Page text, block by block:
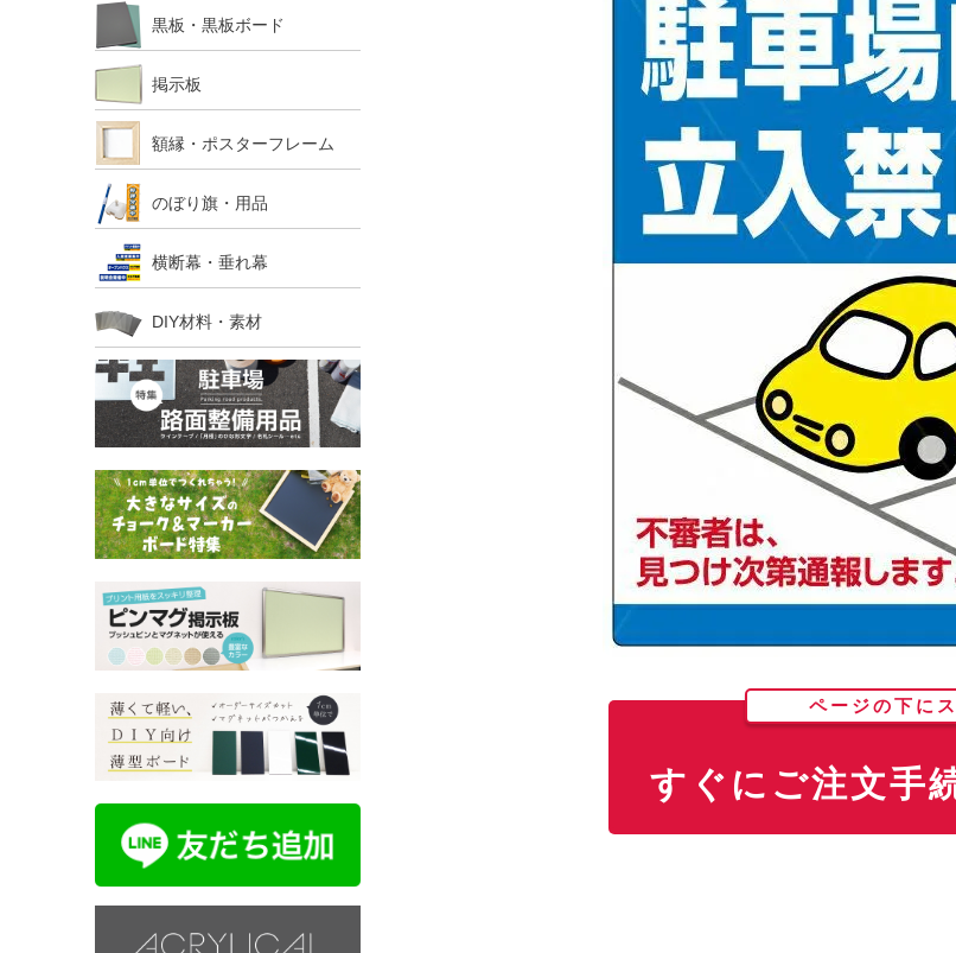
黒板・黒板ボード
掲示板
額縁・ポスターフレーム
のぼり旗・用品
横断幕・垂れ幕
DIY材料・素材
ページの下に
すぐにご注文手